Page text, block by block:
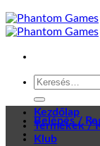
Keresés
következőre:
Belépés /
Kezdőlap
Termékek /
Klub